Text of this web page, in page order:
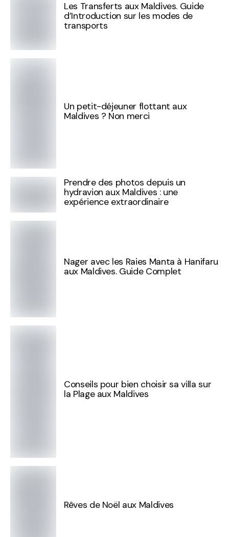
Les Transferts aux Maldives. Guide
d’Introduction sur les modes de
transports
Un petit-déjeuner flottant aux
Maldives ? Non merci
Prendre des photos depuis un
hydravion aux Maldives : une
expérience extraordinaire
Nager avec les Raies Manta à Hanifaru
aux Maldives. Guide Complet
Conseils pour bien choisir sa villa sur
la Plage aux Maldives
Rêves de Noël aux Maldives